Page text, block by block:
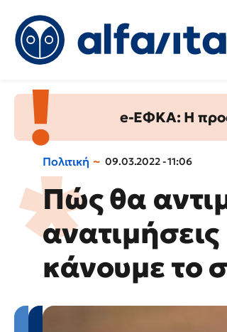
e-ΕΦΚΑ: Η
Πολιτική 09.03.2022 - 11:06
Πώς θα
κάνουμε το